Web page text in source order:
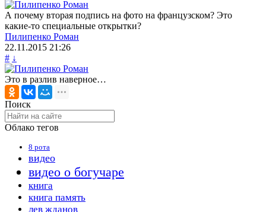
А почему вторая подпись на фото на французском? Это
какие-то специальные открытки?
Пилипенко Роман
22.11.2015 21:26
# ↓
Это в разлив наверное…
Поиск
Облако тегов
8 рота
видео
видео о богучаре
книга
книга память
лев жданов